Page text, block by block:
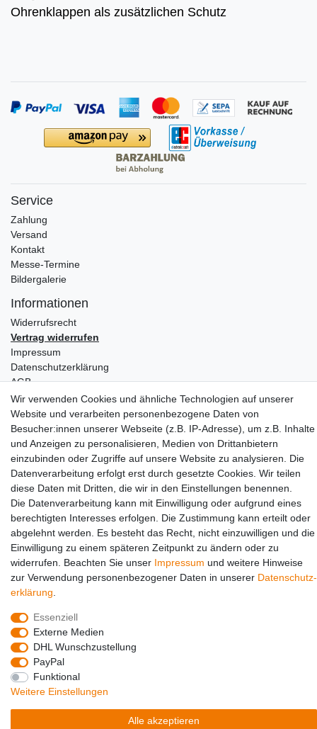
Ohrenklappen als zusätzlichen Schutz
Service
Zahlung
Versand
Kontakt
Messe-Termine
Bildergalerie
Informationen
Widerrufs­recht
Vertrag widerrufen
Impressum
Daten­schutz­erklärung
AGB
Partners
Social Media
Wir verwenden Cookies und ähnliche Technologien auf unserer
Website und verarbeiten personenbezogene Daten von
Besucher:innen unserer Webseite (z.B. IP-Adresse), um z.B. Inhalte
und Anzeigen zu personalisieren, Medien von Drittanbietern
einzubinden oder Zugriffe auf unsere Website zu analysieren. Die
Datenverarbeitung erfolgt erst durch gesetzte Cookies. Wir teilen
diese Daten mit Dritten, die wir in den Einstellungen benennen.
Die Datenverarbeitung kann mit Einwilligung oder aufgrund eines
berechtigten Interesses erfolgen. Die Zustimmung kann erteilt oder
abgelehnt werden. Es besteht das Recht, nicht einzuwilligen und die
Einwilligung zu einem späteren Zeitpunkt zu ändern oder zu
widerrufen. Beachten Sie unser Impressum und weitere Hinweise
zur Verwendung personenbezogener Daten in unserer Daten­schutz­
erklärung
Essenziell
Externe Medien
DHL Wunschzustellung
PayPal
Funktional
Weitere Einstellungen
Alle akzeptieren